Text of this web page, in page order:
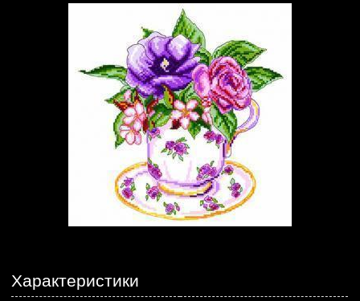
Характеристики